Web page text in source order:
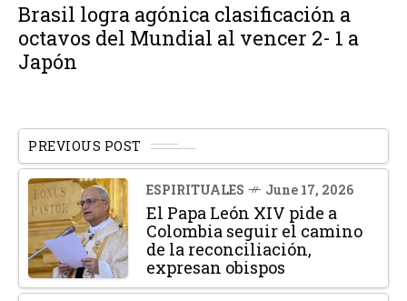
Brasil logra agónica clasificación a
octavos del Mundial al vencer 2- 1 a
Japón
PREVIOUS POST
ESPIRITUALES June 17, 2026
El Papa León XIV pide a
Colombia seguir el camino
de la reconciliación,
expresan obispos